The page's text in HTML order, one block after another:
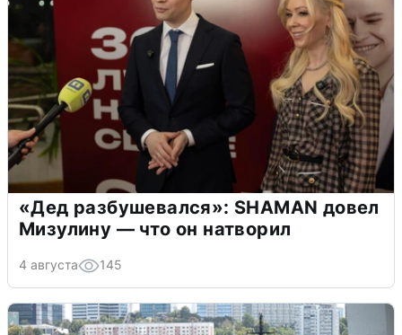
«Дед разбушевался»: SHAMAN довел
Мизулину — что он натворил
4 августа 145